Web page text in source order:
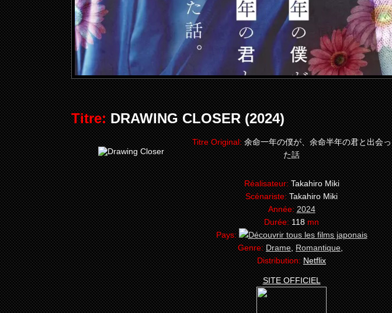
Titre:DRAWING CLOSER (2024)
Titre Original:余命一年の僕が、余命半年の君と出会っ
た話
Réalisateur:Takahiro Miki
Scénariste:Takahiro Miki
Année:2024
Durée:118mn
Pays:
Genre:Drame,Romantique,
Distribution:Netflix
SITE OFFICIEL